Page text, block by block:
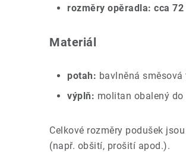
rozměry opěradla: cca 72
Materiál
potah: bavlněná
výplň: molitan obalený
Celkové rozměry podušek
(např. obšití, prošití apod.).